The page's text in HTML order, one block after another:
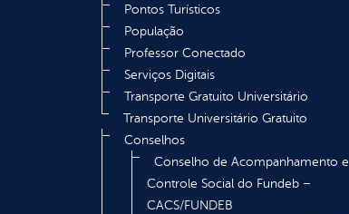
Pontos Turísticos
População
Professor Conectado
Serviços Digitais
Transporte Gratuito Universitário
Transporte Universitário Gratuito
Conselhos
Conselho de Acompanhamento e
Controle Social do Fundeb –
CACS/FUNDEB